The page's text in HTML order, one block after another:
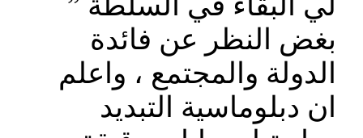
بغض النظر عن فائدة
الدولة والمجتمع ، واعلم
ان دبلوماسية التبديد